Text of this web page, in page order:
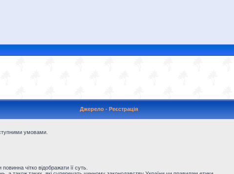
Джерело - Реєстрація
умовами.
чітко відображати її суть.